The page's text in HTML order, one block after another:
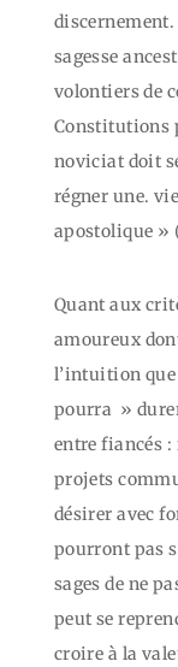
discernement.
sagesse
volontiers de
Constitutions
noviciat doit
régner une.
apostolique »
Quant aux
amoureux
l’intuition que
pourra »
entre fiancés :
projets
désirer avec
pourront pas
sages de ne
peut se
croire à la